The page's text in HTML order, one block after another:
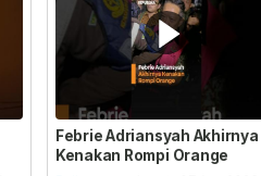
Febrie Adriansyah Akhirnya
Kenakan Rompi Orange